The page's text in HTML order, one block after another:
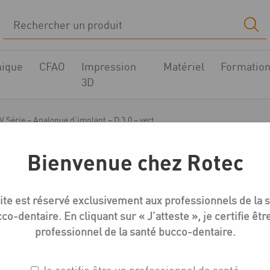
CFAO
Impression
3D
Matériel
Série – Analogue d’implant – D 3.0 – vert
EV Série – Analogue
Bienvenue chez Rotec
est réservé exclusivement aux professionnels de la
dentaire. En cliquant sur « J’atteste », je certifie
professionnel de la santé bucco-dentaire.